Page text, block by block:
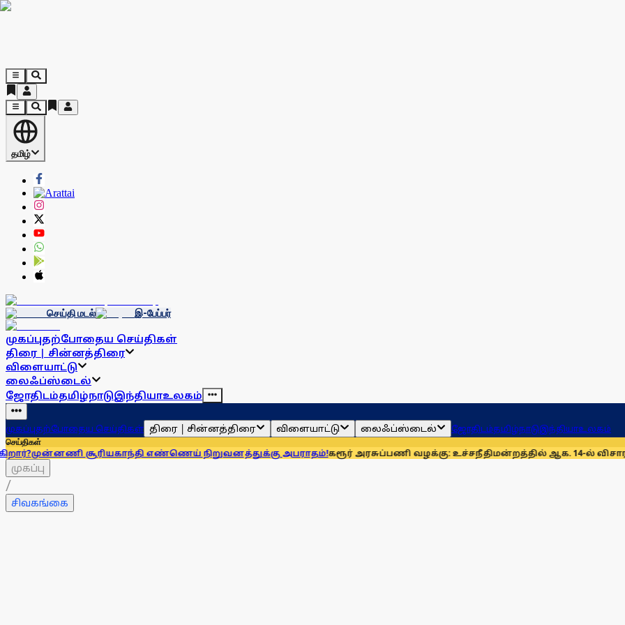
தமிழ்
செய்தி மடல் இ-பேப்பர்
முகப்புதற்போதைய செய்திகள்
திரை | சின்னத்திரை
விளையாட்டு
லைஃப்ஸ்டைல்
ஜோதிடம்தமிழ்நாடுஇந்தியாஉலகம்
முகப்புதற்போதைய செய்திகள் திரை | சின்னத்திரை விளையாட்டு லைஃப்ஸ்டைல் ஜோதிடம்தமிழ்நாடுஇந்தியாஉலகம்
செய்திகள்
சூரியகாந்தி எண்ணெய் நிறுவனத்துக்கு அபராதம்!கரூர் அரசுப்பணி வழக்கு: உச்சநீதிமன்றத்தில் ஆக. 14-ல் விசாரணை
முகப்பு
/
சிவகங்கை